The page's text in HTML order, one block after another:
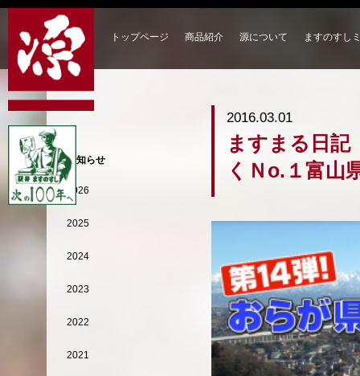
トップページ 商品紹介 源について ますのすし
2016.03.01
ますまる日
くＮo.１富山
お知らせ
2026
2025
2024
2023
2022
2021